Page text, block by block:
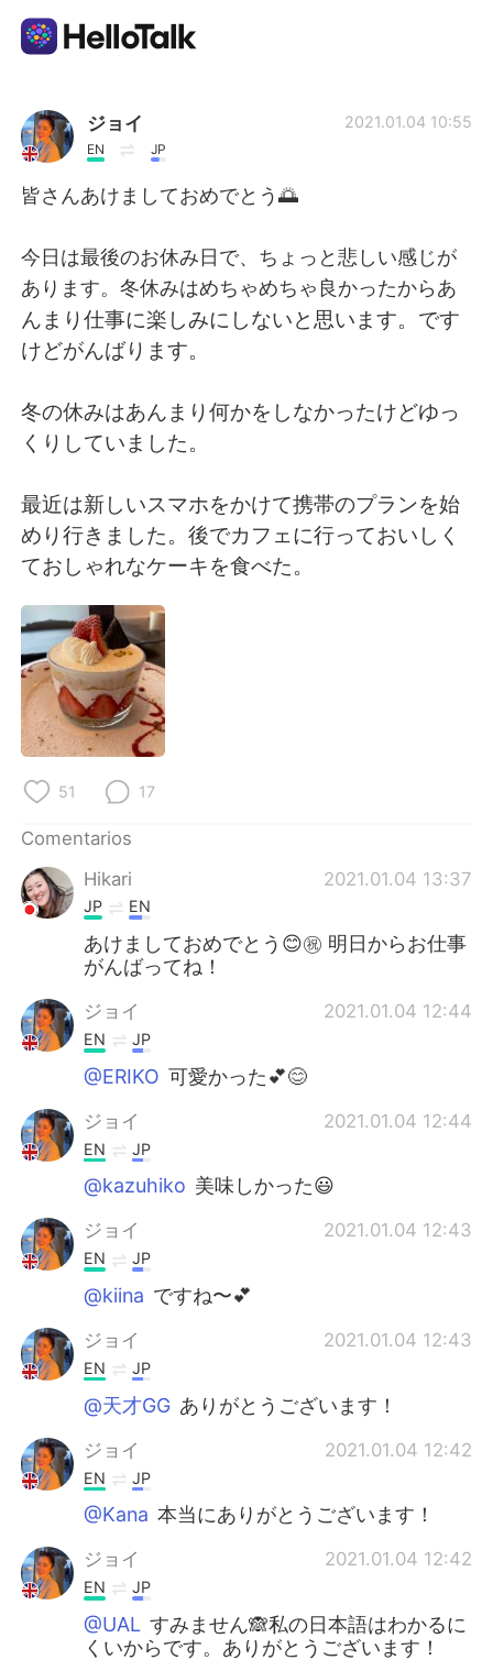
Aplicación de intercambio de idiomas
AI Grammar Checker
English 简体中文
Français
日本語 한국어
Русский ไทย
Indonesia
Türkçe
Português
ジョイ
EN JP
2021.01.04 10:55
皆さんあけましておめでとう🌅
今日は最後のお休み日で、ちょっと悲しい感じが
あります。冬休みはめちゃめちゃ良かったからあ
んまり仕事に楽しみにしないと思います。です
けどがんばります。
冬の休みはあんまり何かをしなかったけどゆっ
くりしていました。
最近は新しいスマホをかけて携帯のプランを始
めり行きました。後でカフェに行っておいしく
ておしゃれなケーキを食べた。
51 17
Comentarios
Hikari
2021.01.04 13:37
JP EN
あけましておめでとう😊㊗️ 明日からお仕事
がんばってね！
ジョイ 2021.01.04 12:44
EN JP
@ERIKO 可愛かった💕😊
ジョイ 2021.01.04 12:44
EN JP
@kazuhiko 美味しかった😃
ジョイ 2021.01.04 12:43
EN JP
@kiina ですね〜💕
ジョイ 2021.01.04 12:43
EN JP
@天才GG ありがとうございます！
ジョイ 2021.01.04 12:42
EN JP
@Kana 本当にありがとうございます！
ジョイ 2021.01.04 12:42
EN JP
@UAL すみません🙈私の日本語はわかるに
くいからです。ありがとうございます！